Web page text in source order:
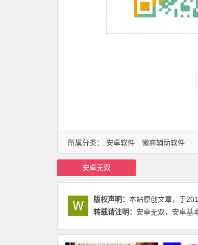
所属分类： 安卓软件 微商辅助软件
安卓无双
版权声明： 本站原创文章，于
转载请注明： 安卓无双，安卓基